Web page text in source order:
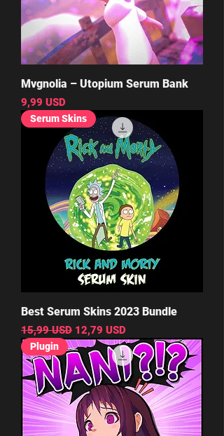
Mvgnolia – Utopium Serum Bank
Cena
9,99 USD
Serum Skins
Best Serum Skins 2023 Bundle
Normálna cena
15,99 USD Zľavnená cena
12,79 USD
Plugin